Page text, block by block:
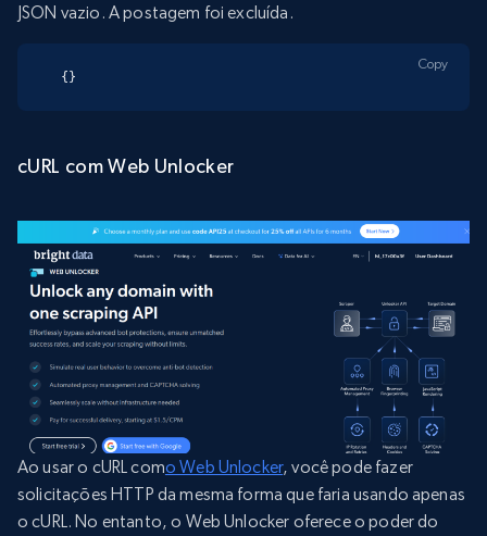
JSON vazio. A postagem foi excluída.
{}
Copy
cURL com Web Unlocker
Ao usar o cURL como Web Unlocker, você pode fazer
solicitações HTTP da mesma forma que faria usando apenas
o cURL. No entanto, o Web Unlocker oferece o poder do